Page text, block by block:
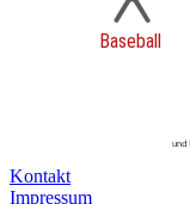
Baseball
Kontakt
Impressum